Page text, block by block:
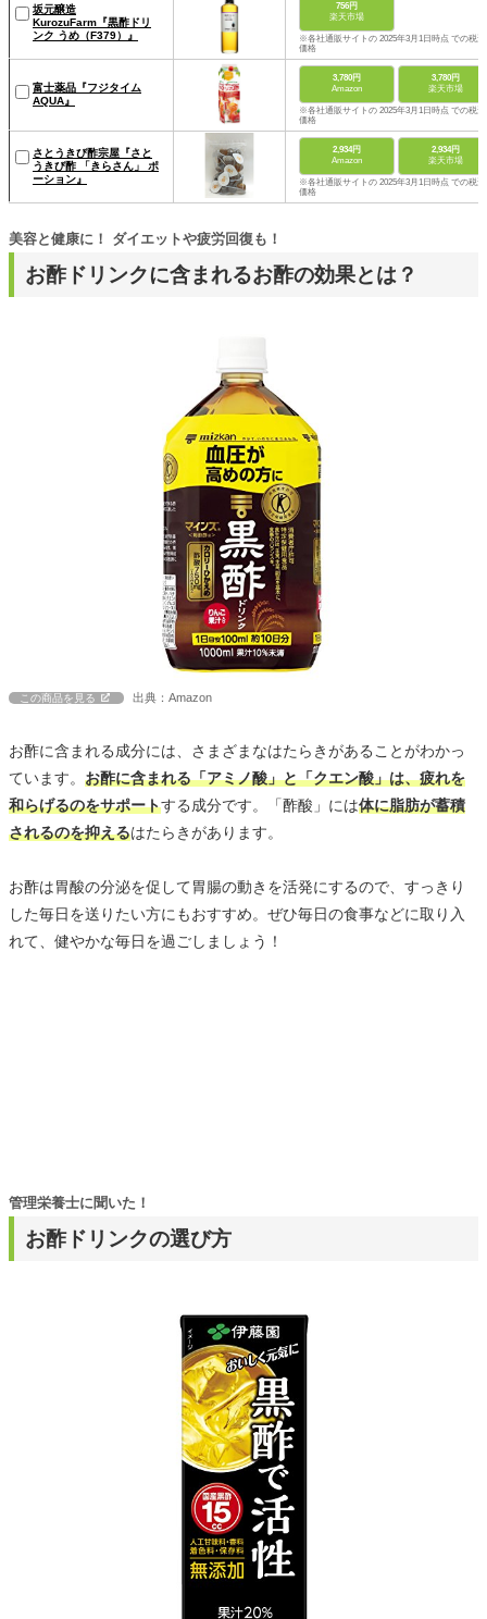
坂元醸造
KurozuFarm『黒酢ドリ
ンク うめ（F379）』
756円
楽天市場
※各社通販サイトの 2025年3月1日時点 での税込
価格
富士薬品『フジタイム
AQUA』
3,780円
Amazon
3,780円
楽天市場
※各社通販サイトの 2025年3月1日時点 での税込
価格
さとうきび酢宗屋『さと
うきび酢 「きらさん」 ポ
ーション』
2,934円
Amazon
2,934円
楽天市場
※各社通販サイトの 2025年3月1日時点 での税込
価格
お酢ドリンクに含まれるお酢の効果とは？
美容と健康に！ ダイエットや疲労回復も！
この商品を見る 出典：Amazon
お酢に含まれる成分には、さまざまなはたらきがあることがわかっ
ています。 お酢に含まれる「アミノ酸」と「クエン酸」は、疲れを
和らげるのをサポートする成分です。「酢酸」には体に脂肪が蓄積
されるのを抑えるはたらきがあります。
お酢は胃酸の分泌を促して胃腸の動きを活発にするので、すっきり
した毎日を送りたい方にもおすすめ。ぜひ毎日の食事などに取り入
れて、健やかな毎日を過ごしましょう！
お酢ドリンクの選び方
管理栄養士に聞いた！